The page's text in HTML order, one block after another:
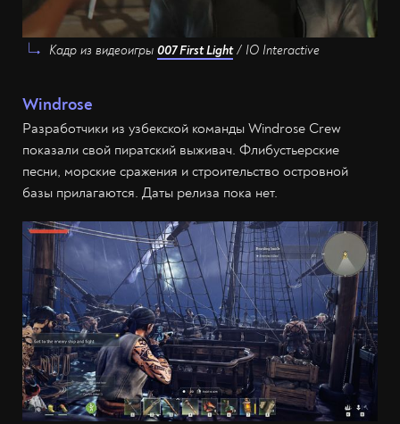
Кадр из видеоигры 007 First Light/ IO Interactive
Windrose
Разработчики из узбекской команды Windrose Crew
показали свой пиратский выживач. Флибустьерские
песни, морские сражения и строительство островной
базы прилагаются. Даты релиза пока нет.